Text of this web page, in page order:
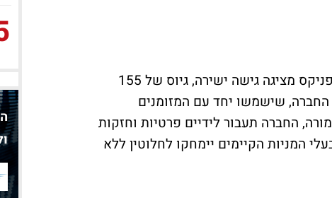
הצעה חדשה שפורסמה הבוקר מטעם התעשייה האווירית והפניקס מציגה גישה ישירה, גיוס של 155
החברה, שישמשו יחד עם המזומנים
האג"ח הקיים. בתמורה, החברה תעבור לידיים פרטיות וחזקות
ו־19.99% לפניקס, כאשר בעלי המניות הקיימים יימחקו לחלוטין ללא